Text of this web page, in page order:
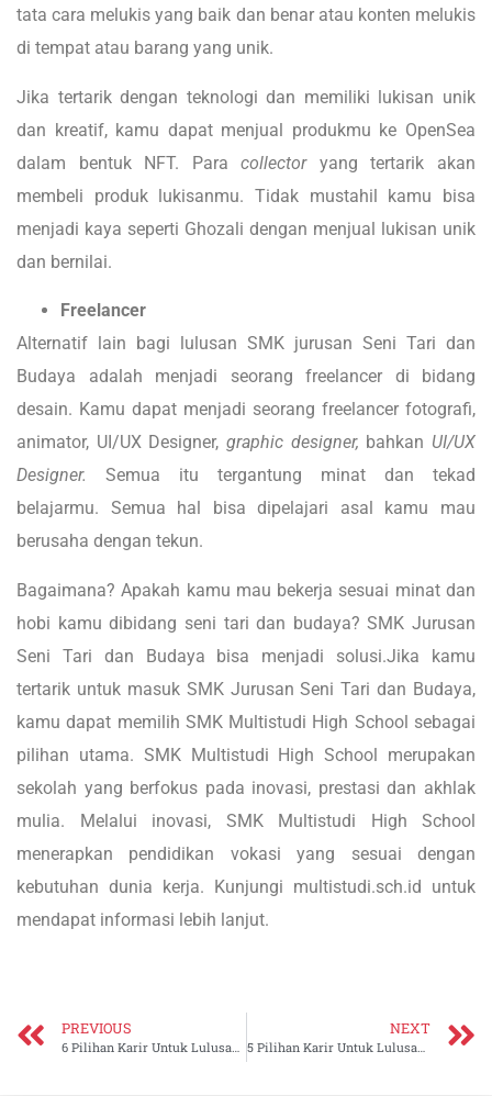
tata cara melukis yang baik dan benar atau konten melukis
di tempat atau barang yang unik.
Jika tertarik dengan teknologi dan memiliki lukisan unik
dan kreatif, kamu dapat menjual produkmu ke OpenSea
dalam bentuk NFT. Paracollectoryang tertarik akan
membeli produk lukisanmu. Tidak mustahil kamu bisa
menjadi kaya seperti Ghozali dengan menjual lukisan unik
dan bernilai.
Freelancer
Alternatif lain bagi lulusan SMK jurusan Seni Tari dan
Budaya adalah menjadi seorang freelancer di bidang
desain. Kamu dapat menjadi seorang freelancer fotografi,
animator, UI/UX Designer, graphic designer, bahkan UI/UX
Designer. Semua itu tergantung minat dan tekad
belajarmu. Semua hal bisa dipelajari asal kamu mau
berusaha dengan tekun.
Bagaimana? Apakah kamu mau bekerja sesuai minat dan
hobi kamu dibidang seni tari dan budaya? SMK Jurusan
Seni Tari dan Budaya bisa menjadi solusi.Jika kamu
tertarik untuk masuk SMK Jurusan Seni Tari dan Budaya,
kamu dapat memilih SMK Multistudi High School sebagai
pilihan utama. SMK Multistudi High School merupakan
sekolah yang berfokus pada inovasi, prestasi dan akhlak
mulia. Melalui inovasi, SMK Multistudi High School
menerapkan pendidikan vokasi yang sesuai dengan
kebutuhan dunia kerja. Kunjungi multistudi.sch.id untuk
mendapat informasi lebih lanjut.
PREVIOUS NEXT
5 Pilihan Karir Untuk Lulusan SMK Multimedia